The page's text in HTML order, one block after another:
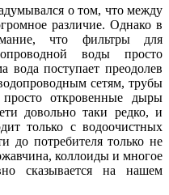
о том, что между
различие. Однако в
что фильтры для
воды просто
поступает преодолев
сетям, трубы
откровенные дыры
довольно таки редко, и
только с водоочистных
до потребителя только не
коллоиды и многое
сказывается на нашем